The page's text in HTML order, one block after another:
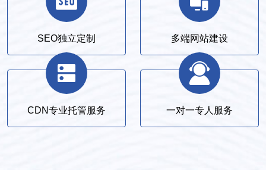
SEO独立定制 多端网站建设
CDN专业托管服务 一对一专人服务